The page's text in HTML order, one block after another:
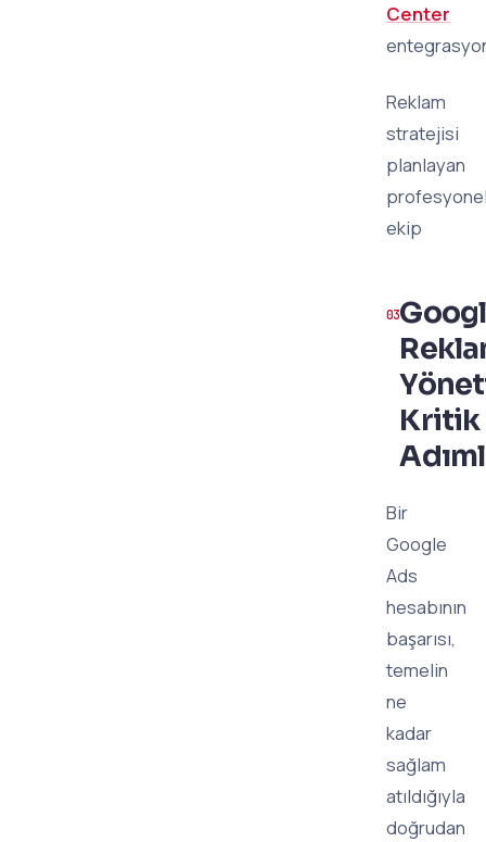
Center
Reklam
stratejisi
planlayan
ekip
Kritik
Bir
Google
Ads
hesabının
başarısı,
temelin
ne
kadar
sağlam
atıldığıyla
doğrudan